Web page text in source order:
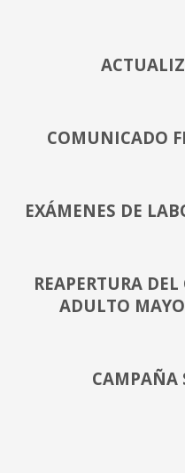
COMUNICADO
EXÁMENES DE
REAPERTURA
ADULTO
CAMPAÑA